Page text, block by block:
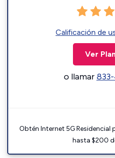
Calificación de
Ver
o llamar
Obtén Internet 5G
hasta $200